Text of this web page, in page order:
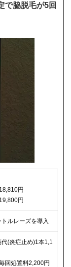
で脇脱毛が5回
円
円
ルレーズを導入
(炎症止め)1本1,1
回処置料2,200円